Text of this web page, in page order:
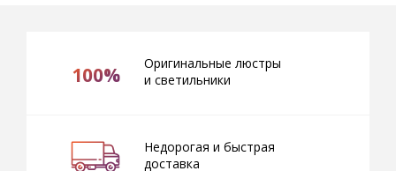
100%
Оригинальные люстры
и светильники
Недорогая и быстрая
доставка